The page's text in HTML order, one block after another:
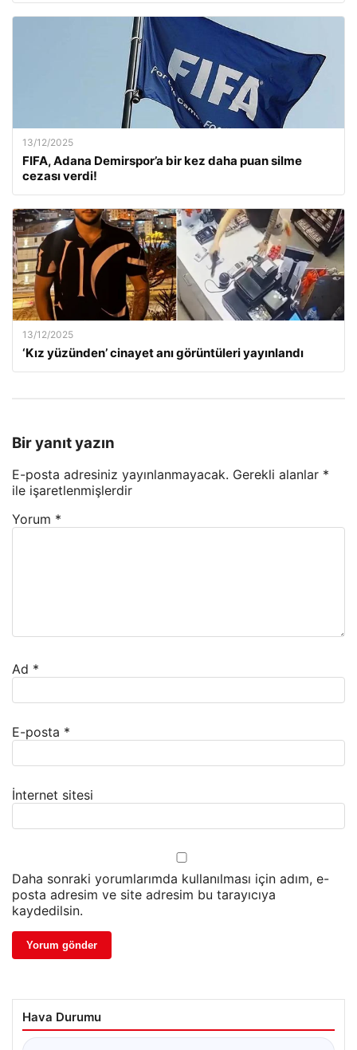
13/12/2025
FIFA, Adana Demirspor’a bir kez daha puan silme
cezası verdi!
13/12/2025
‘Kız yüzünden’ cinayet anı görüntüleri yayınlandı
Bir yanıt yazın
E-posta adresiniz yayınlanmayacak. Gerekli alanlar *
ile işaretlenmişlerdir
Yorum *
Ad *
E-posta *
İnternet sitesi
Daha sonraki yorumlarımda kullanılması için adım, e-
posta adresim ve site adresim bu tarayıcıya
kaydedilsin.
Hava Durumu